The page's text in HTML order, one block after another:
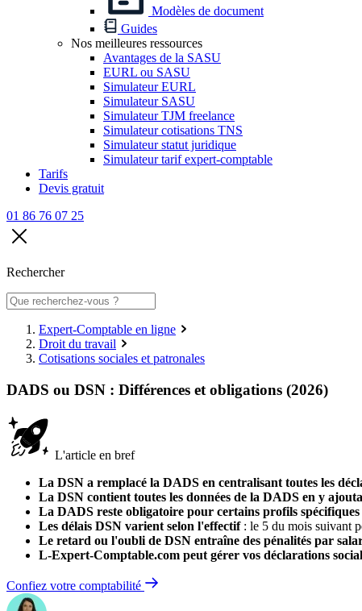
Modèles de document
Guides
Nos meilleures ressources
Avantages de la SASU
EURL ou SASU
Simulateur EURL
Simulateur SASU
Simulateur TJM freelance
Simulateur cotisations TNS
Simulateur statut juridique
Simulateur tarif expert-comptable
Tarifs
Devis gratuit
01 86 76 07 25
Rechercher
Expert-Comptable en ligne
Droit du travail
Cotisations sociales et patronales
DADS ou DSN : Différences et obligations (2026)
L'article en bref
La DSN a remplacé la DADS en centralisant toutes les
La DSN contient toutes les données de la DADS en y
La DADS reste obligatoire pour certains profils spécifiques
Les délais DSN varient selon l'effectif: le 5 du mois suivant
Le retard ou l'oubli de DSN entraîne des pénalités par
L-Expert-Comptable.com peut gérer vos déclarations
Confiez votre comptabilité